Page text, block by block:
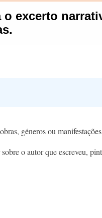
géneros ou
o autor que escreveu,